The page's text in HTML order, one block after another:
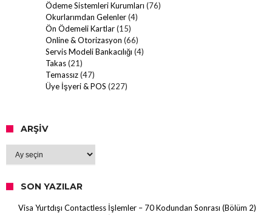
Ödeme Sistemleri Kurumları (76)
Okurlarımdan Gelenler(4)
Ön Ödemeli Kartlar(15)
Online & Otorizasyon (66)
Servis Modeli Bankacılığı (4)
Takas(21)
Temassız(47)
Üye İşyeri & POS (227)
ARŞIV
Arşiv
SON YAZILAR
Visa Yurtdışı Contactless İşlemler – 70 Kodundan Sonrası (Bölüm 2)